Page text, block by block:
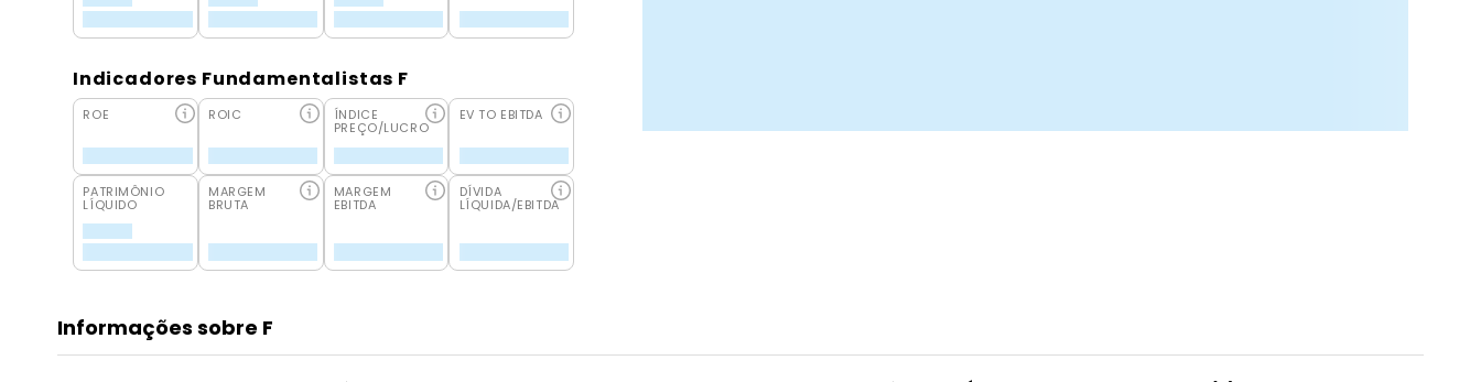
Indicadores Fundamentalistas F
ROE ROIC ÍNDICE
PREÇO/LUCRO
EV TO EBITDA
PATRIMÔNIO
LÍQUIDO
MARGEM
BRUTA
MARGEM
EBITDA
DÍVIDA
LÍQUIDA/EBITDA
Informações sobre F